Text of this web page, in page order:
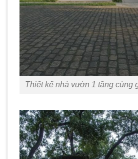
Thiết kế nhà vườn 1 tầng cùng